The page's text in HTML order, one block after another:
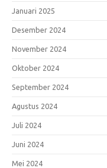
Januari 2025
Desember 2024
November 2024
Oktober 2024
September 2024
Agustus 2024
Juli 2024
Juni 2024
Mei 2024